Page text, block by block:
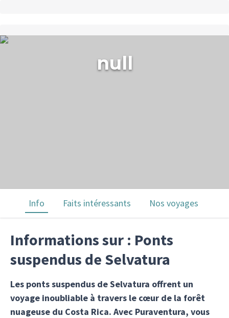
null
Info Faits intéressants Nos voyages
Informations sur : Ponts
suspendus de Selvatura
Les ponts suspendus de Selvatura offrent un
voyage inoubliable à travers le cœur de la forêt
nuageuse du Costa Rica. Avec Puraventura, vous